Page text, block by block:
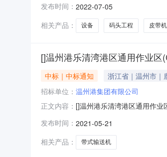
人：四川省自贡运输机械集
发布时间： 2022-07-05
相关产品：
设备 码头工程 皮带机
[]温州港乐清湾港区通用作业
中标｜中标通知
浙江省｜温州市｜
招标单位： 温州港集团有限公司
正文内容： []温州港乐清湾港区通用作
时间：2021年5月19日10时
具体以业主通知时间
发布时间： 2021-05-21
相关产品：
带式输送机